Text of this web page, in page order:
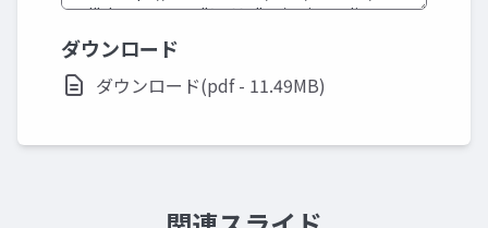
ダウンロード
ダウンロード(pdf - 11.49MB)